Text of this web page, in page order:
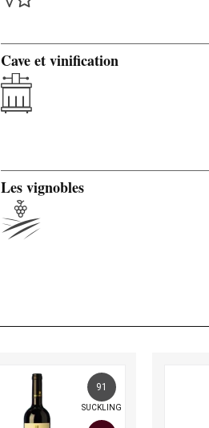
Cave et vinification
Les vignobles
91
SUCKLING